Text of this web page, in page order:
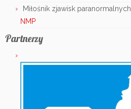
Miłośnik zjawisk paranormalnych
NMP
Partnerzy